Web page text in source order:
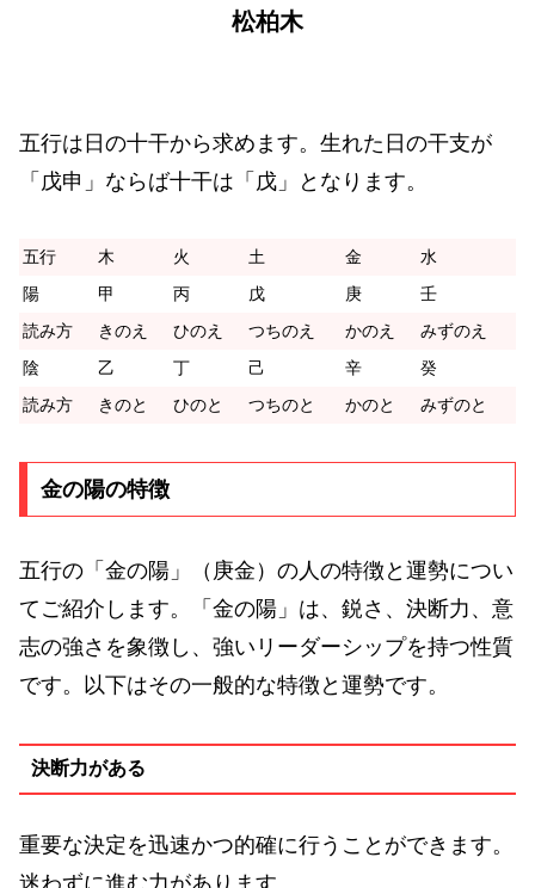
松柏木
五行は日の十干から求めます。生れた日の干支が
「戊申」ならば十干は「戊」となります。
五行 木 火 土 金
水
陽
甲 丙 戊 庚
壬
読み方
きのえ ひのえ つちのえ かのえ
みずのえ
陰
乙 丁 己 辛
癸
読み方
きのと ひのと つちのと かのと みずのと
金の陽の特徴
五行の「金の陽」（庚金）の人の特徴と運勢につい
てご紹介します。「金の陽」は、鋭さ、決断力、意
志の強さを象徴し、強いリーダーシップを持つ性質
です。以下はその一般的な特徴と運勢です。
決断力がある
重要な決定を迅速かつ的確に行うことができます。
迷わずに進む力があります。